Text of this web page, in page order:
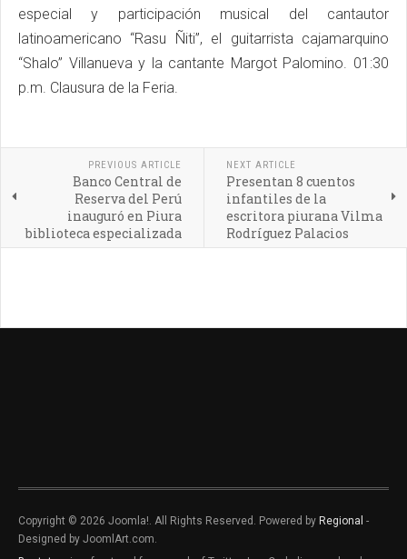
especial y participación musical del cantautor
latinoamericano “Rasu Ñiti”, el guitarrista cajamarquino
“Shalo” Villanueva y la cantante Margot Palomino. 01:30
p.m. Clausura de la Feria.
PREVIOUS ARTICLE
Banco Central de
Reserva del Perú
inauguró en Piura
biblioteca especializada
NEXT ARTICLE
Presentan 8 cuentos
infantiles de la
escritora piurana Vilma
Rodríguez Palacios
Copyright © 2026 Joomla!. All Rights Reserved. Powered by Regional -
Designed by JoomlArt.com.